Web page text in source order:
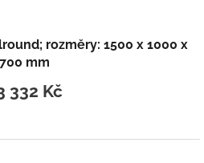
rozměry: 1500 x 1000 x
700 mm
332 Kč